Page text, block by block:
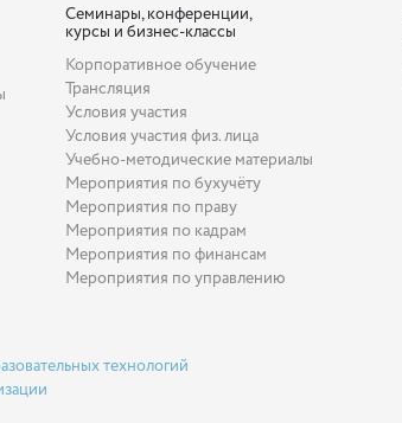
Семинары, конференции,
курсы и бизнес-классы
Корпоративное обучение
Трансляция
Условия участия
Условия участия физ. лица
Учебно-методические материалы
Мероприятия по бухучёту
Мероприятия по праву
Мероприятия по кадрам
Мероприятия по финансам
Мероприятия по управлению
технологий